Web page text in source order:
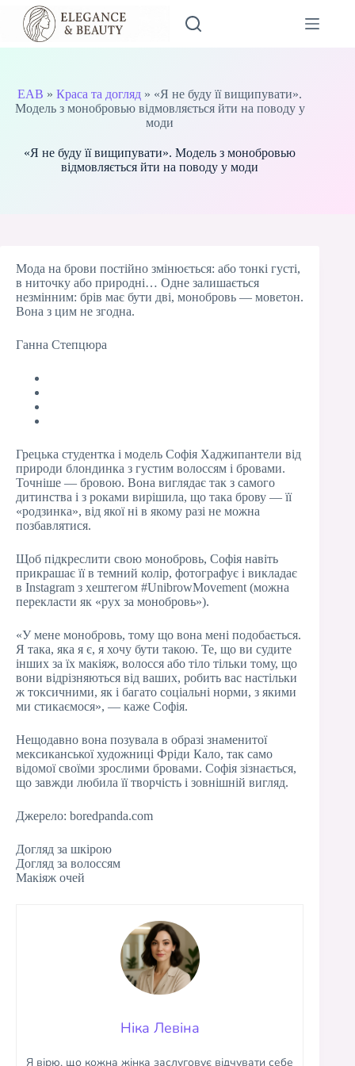
Перейти
вмісту
EAB »Краса та догляд » «Я не буду її вищипувати».
Модель з монобровью відмовляється йти на поводу у
моди
«Я не буду її вищипувати». Модель з монобровью
відмовляється йти на поводу у моди
Мода на брови постійно змінюється: або тонкі густі,
в ниточку або природні… Одне залишається
незмінним: брів має бути дві, монобровь — моветон.
Вона з цим не згодна.
Ганна Степцюра
Грецька студентка і модель Софія Хаджипантели від
природи блондинка з густим волоссям і бровами.
Точніше — бровою. Вона виглядає так з самого
дитинства і з роками вирішила, що така брову — її
«родзинка», від якої ні в якому разі не можна
позбавлятися.
Щоб підкреслити свою монобровь, Софія навіть
прикрашає її в темний колір, фотографує і викладає
в Instagram з хештегом #UnibrowMovement (можна
перекласти як «рух за монобровь»).
«У мене монобровь, тому що вона мені подобається.
Я така, яка я є, я хочу бути такою. Те, що ви судите
інших за їх макіяж, волосся або тіло тільки тому, що
вони відрізняються від ваших, робить вас настільки
ж токсичними, як і багато соціальні норми, з якими
ми стикаємося», — каже Софія.
Нещодавно вона позувала в образі знаменитої
мексиканської художниці Фріди Кало, так само
відомої своїми зрослими бровами. Софія зізнається,
що завжди любила її творчість і зовнішній вигляд.
Джерело: boredpanda.com
Догляд за шкірою
Догляд за волоссям
Макіяж очей
Ніка Левіна
Я вірю, що кожна жінка заслуговує відчувати себе